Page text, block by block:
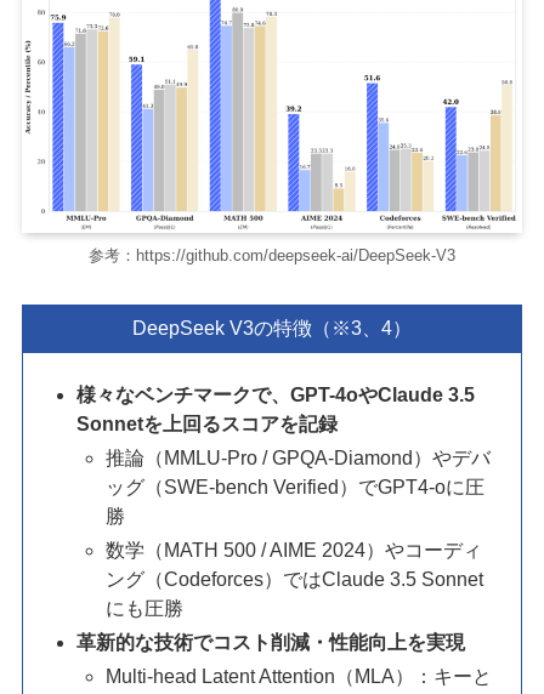
参考：https://github.com/deepseek-ai/DeepSeek-V3
DeepSeek V3の特徴（※3、4）
様々なベンチマークで、GPT-4oやClaude 3.5
Sonnetを上回るスコアを記録
推論（MMLU-Pro / GPQA-Diamond）やデバ
ッグ（SWE-bench Verified）でGPT4-oに圧
勝
数学（MATH 500 / AIME 2024）やコーディ
ング（Codeforces）ではClaude 3.5 Sonnet
にも圧勝
革新的な技術でコスト削減・性能向上を実現
Multi-head Latent Attention（MLA）：キーと